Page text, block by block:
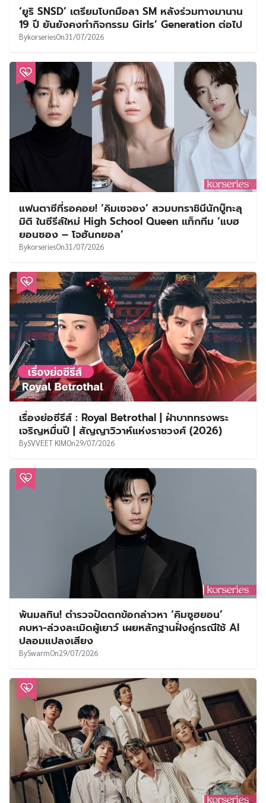
‘ยูริ SNSD’ เตรียมโบกมือลา SM หลังร่วมทางมานาน
19 ปี ยันยังคงทำกิจกรรม Girls’ Generation ต่อไป
BykorseriesOn31/07/2026
แฟนตาซีที่รอคอย! ‘คิมเซจอง’ สวมบทราชินีนักบู๊ทะลุ
มิติ ในซีรีส์ใหม่ High School Queen แท็กทีม ‘แบฮ
ยอนซอง – โจฮันกยอล’
BykorseriesOn31/07/2026
เรื่องย่อซีรีส์ : Royal Betrothal | ฝ่าบาททรงพระ
เจริญหมื่นปี | สัญญาวิวาห์แห่งราชวงศ์ (2026)
BySVVEET KIMOn29/07/2026
พ้นมลทิน! ตำรวจปัดตกข้อกล่าวหา ‘คิมซูฮยอน’
คบหา-ล่วงละเมิดผู้เยาว์ เผยหลักฐานฝั่งคู่กรณีใช้ AI
ปลอมแปลงเสียง
BySwarmOn29/07/2026